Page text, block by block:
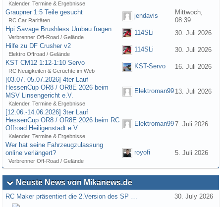
Kalender, Termine & Ergebnisse
Graupner 1:5 Teile gesucht
RC Car Raritäten
jendavis
Mittwoch,
08:39
Hpi Savage Brushless Umbau fragen
Verbrenner Off-Road / Gelände
114SLi
30. Juli 2026
Hilfe zu DF Crusher v2
Elektro Offroad / Gelände
114SLi
30. Juli 2026
KST CM12 1:12-1:10 Servo
RC Neuigkeiten & Gerüchte im Web
KST-Servo
16. Juli 2026
[03.07.-05.07.2026] 4ter Lauf
HessenCup OR8 / OR8E 2026 beim
MSV Linsengericht e.V.
Kalender, Termine & Ergebnisse
Elektroman99 13. Juli 2026
[12.06.-14.06.2026] 3ter Lauf
HessenCup OR8 / OR8E 2026 beim RC
Offroad Heiligenstadt e.V.
Kalender, Termine & Ergebnisse
Elektroman997. Juli 2026
Wer hat seine Fahrzeugzulassung
online verlängert?
Verbrenner Off-Road / Gelände
royofi 5. Juli 2026
Neuste News von Mikanews.de
RC Maker präsentiert die 2.Version des SP … 30. July 2026